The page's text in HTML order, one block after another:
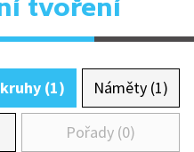
tvoření
(1) Náměty (1)
Pořady (0)